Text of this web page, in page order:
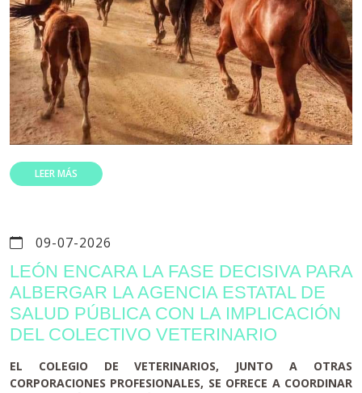
LEER MÁS
09-07-2026
LEÓN ENCARA LA FASE DECISIVA PARA
ALBERGAR LA AGENCIA ESTATAL DE
SALUD PÚBLICA CON LA IMPLICACIÓN
DEL COLECTIVO VETERINARIO
EL COLEGIO DE VETERINARIOS, JUNTO A OTRAS
CORPORACIONES PROFESIONALES, SE OFRECE A COORDINAR